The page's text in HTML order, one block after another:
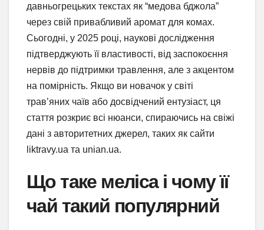
давньогрецьких текстах як “медова бджола”
через свій привабливий аромат для комах.
Сьогодні, у 2025 році, наукові дослідження
підтверджують її властивості, від заспокоєння
нервів до підтримки травлення, але з акцентом
на помірність. Якщо ви новачок у світі
трав’яних чаїв або досвідчений ентузіаст, ця
стаття розкриє всі нюанси, спираючись на свіжі
дані з авторитетних джерел, таких як сайти
liktravy.ua та unian.ua.
Що таке меліса і чому її
чай такий популярний